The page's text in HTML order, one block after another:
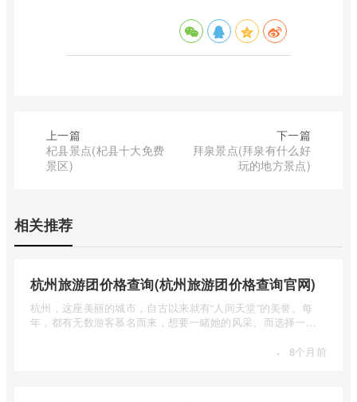
上一篇
杞县景点(杞县十大免费
景区)
下一篇
拜泉景点(拜泉有什么好
玩的地方景点)
相关推荐
杭州旅游团价格查询(杭州旅游团价格查询官网)
杭州，这座美丽的城市，自古以来就有“人间天堂”的美誉。每
年，都有无数游客慕名而来，想要一睹她的风采。而选择一个
· 8个月前